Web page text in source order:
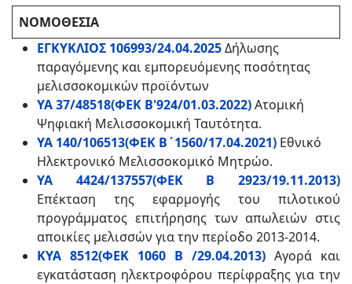
ΝΟΜΟΘΕΣΙΑ
ΕΓΚΥΚΛΙΟΣ 106993/24.04.2025Δήλωσης
παραγόμενης και εμπορευόμενης ποσότητας
μελισσοκομικών προϊόντων
ΥΑ 37/48518(ΦΕΚ Β'924/01.03.2022)Ατομική
Ψηφιακή Μελισσοκομική Ταυτότητα.
ΥΑ 140/106513(ΦΕΚ Β΄1560/17.04.2021) Εθνικό
Ηλεκτρονικό Μελισσοκομικό Μητρώο.
ΥΑ 4424/137557(ΦΕΚ Β 2923/19.11.2013)
Επέκταση της εφαρμογής του πιλοτικού
προγράμματος επιτήρησης των απωλειών στις
αποικίες μελισσών για την περίοδο 2013-2014.
ΚΥΑ 8512(ΦΕΚ 1060 Β /29.04.2013) Αγορά και
εγκατάσταση ηλεκτροφόρου περίφραξης για την